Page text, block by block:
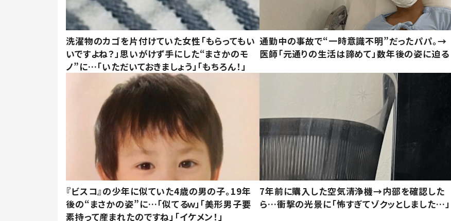
洗濯物のカゴを片付けていた女性「もらってもい
いですよね？」思いがけず手にした“まさかのモ
ノ”に…「いただいておきましょう」「もちろん！」
通勤中の事故で“一時意識不明”だったパパ。→
医師「元通りの生活は諦めて」数年後の姿に迫る
『ビスコ』の少年に似ていた4歳の男の子。19年
後の“まさかの姿”に…「似てるｗ」「美形男子要
素持って産まれたのですね」「イケメン！」
7年前に購入した空気清浄機→内部を確認した
ら…衝撃の光景に「怖すぎてゾクッとしました…」